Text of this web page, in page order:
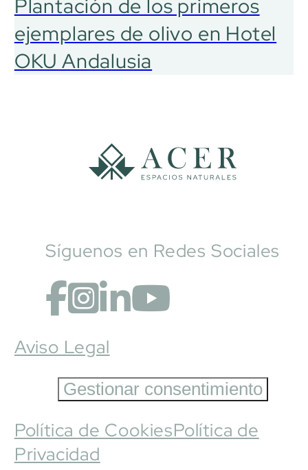
Plantación de los primeros
ejemplares de olivo en Hotel
OKU Andalusia
Síguenos en Redes Sociales
Aviso Legal
Gestionar consentimiento
Política de CookiesPolítica de
Privacidad